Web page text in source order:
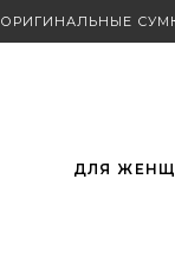
ОРИГИНАЛЬНЫЕ
ДЛЯ